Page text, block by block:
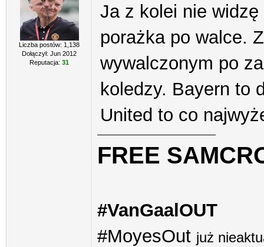
Liczba postów: 1,138
Dołączył: Jun 2012
Reputacja: 31
Ja z kolei nie
porażka po walce.
wywalczonym po
koledzy. Bayern to
United to co
FREE
#VanGaalOUT
#MoyesOut już